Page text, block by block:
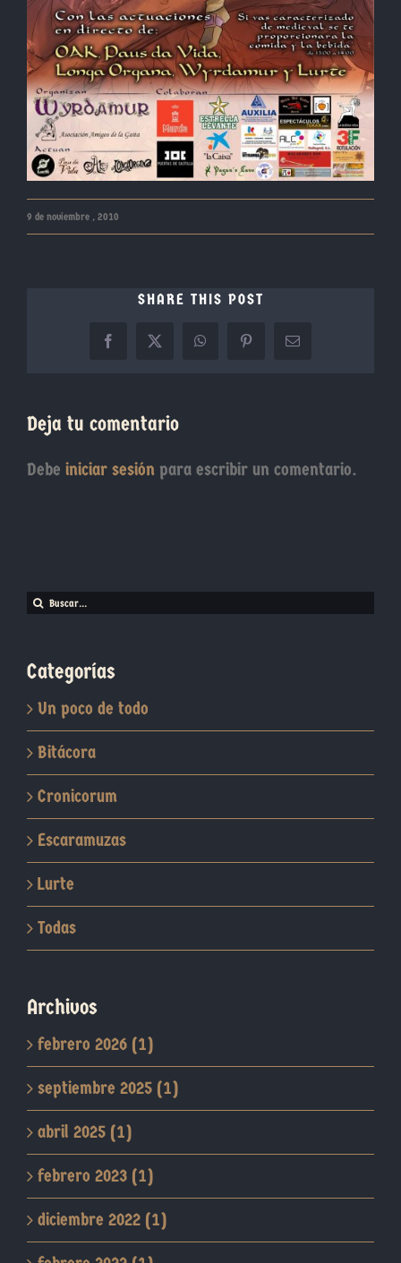
9 de noviembre , 2010
SHARE THIS POST
Facebook
X WhatsAppPinterestCorreo
Deja tu comentario
Debe iniciar sesión para escribir un comentario.
Buscar:
Categorías
Un poco de todo
Bitácora
Cronicorum
Escaramuzas
Lurte
Todas
Archivos
febrero 2026 (1)
septiembre 2025 (1)
abril 2025 (1)
febrero 2023 (1)
diciembre 2022 (1)